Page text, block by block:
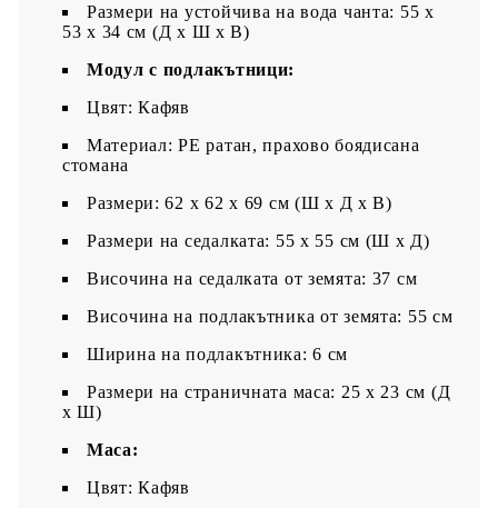
Размери на устойчива на вода чанта: 55 x
53 x 34 см (Д x Ш x В)
Модул с подлакътници:
Цвят: Кафяв
Материал: PE ратан, прахово боядисана
стомана
Размери: 62 x 62 x 69 см (Ш x Д x В)
Размери на седалката: 55 x 55 cм (Ш x Д)
Височина на седалката от земята: 37 см
Височина на подлакътника от земята: 55 см
Ширина на подлакътника: 6 см
Размери на страничната маса: 25 x 23 см (Д
x Ш)
Маса:
Цвят: Кафяв